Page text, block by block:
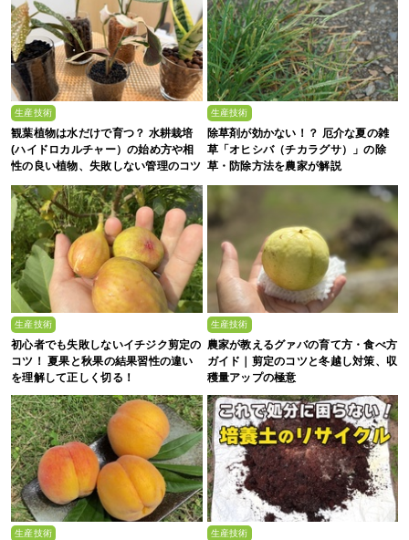
生産技術
観葉植物は水だけで育つ？ 水耕栽培
(ハイドロカルチャー）の始め方や相
性の良い植物、失敗しない管理のコツ
まで徹底解説
生産技術
除草剤が効かない！？ 厄介な夏の雑
草「オヒシバ（チカラグサ）」の除
草・防除方法を農家が解説
生産技術
初心者でも失敗しないイチジク剪定の
コツ！ 夏果と秋果の結果習性の違い
を理解して正しく切る！
生産技術
農家が教えるグァバの育て方・食べ方
ガイド｜剪定のコツと冬越し対策、収
穫量アップの極意
生産技術 生産技術